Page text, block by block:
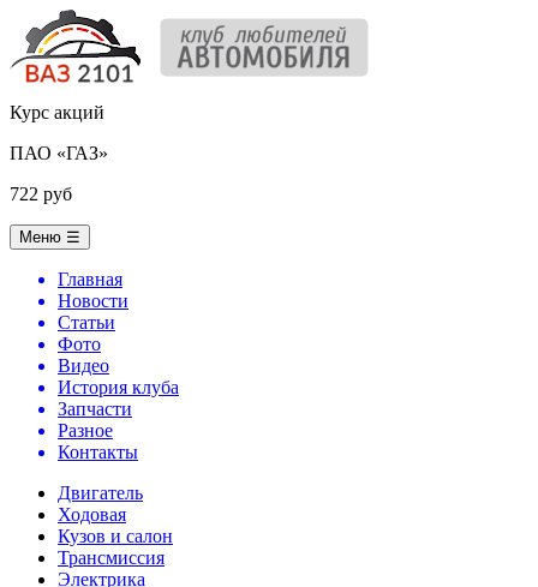
Курс акций
ПАО «ГАЗ»
722 руб
Меню ☰
Главная
Новости
Статьи
Фото
Видео
История клуба
Запчасти
Разное
Контакты
Двигатель
Ходовая
Кузов и салон
Трансмиссия
Электрика